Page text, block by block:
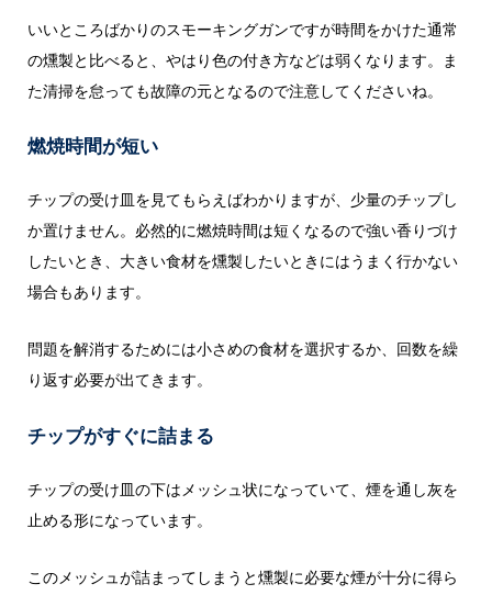
いいところばかりのスモーキングガンですが時間をかけた通常
の燻製と比べると、やはり色の付き方などは弱くなります。ま
た清掃を怠っても故障の元となるので注意してくださいね。
燃焼時間が短い
チップの受け皿を見てもらえばわかりますが、少量のチップし
か置けません。必然的に燃焼時間は短くなるので強い香りづけ
したいとき、大きい食材を燻製したいときにはうまく行かない
場合もあります。
問題を解消するためには小さめの食材を選択するか、回数を繰
り返す必要が出てきます。
チップがすぐに詰まる
チップの受け皿の下はメッシュ状になっていて、煙を通し灰を
止める形になっています。
このメッシュが詰まってしまうと燻製に必要な煙が十分に得ら